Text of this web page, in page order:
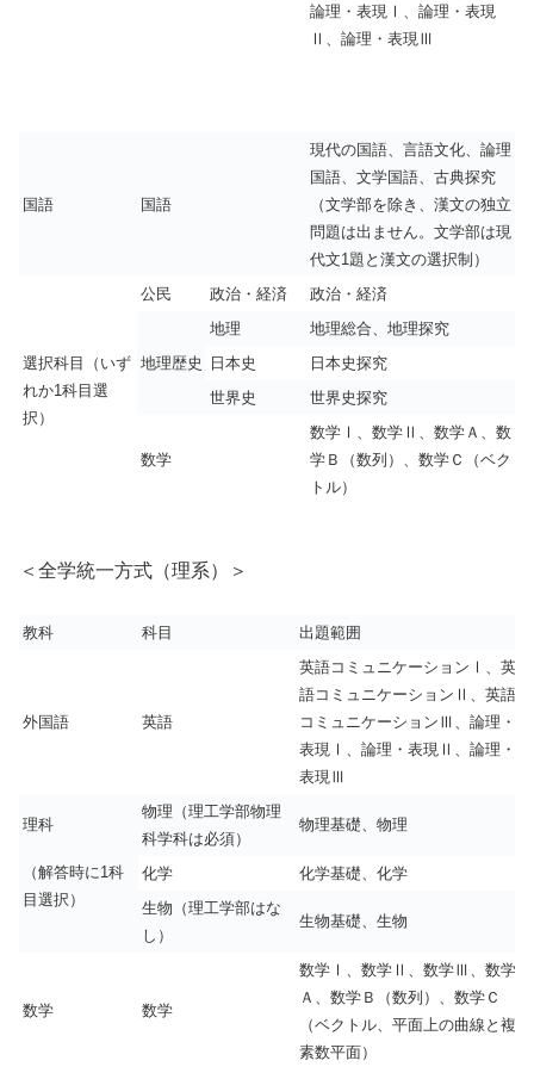
論理・表現Ⅰ、論理・表現
Ⅱ、論理・表現Ⅲ
国語 国語
現代の国語、言語文化、論理
国語、文学国語、古典探究
（文学部を除き、漢文の独立
問題は出ません。文学部は現
代文1題と漢文の選択制）
選択科目（いず
れか1科目選
択）
公民 政治・経済 政治・経済
地理歴史
地理
地理総合、地理探究
日本史
日本史探究
世界史
世界史探究
数学
数学Ⅰ、数学Ⅱ、数学Ａ、数
学Ｂ（数列）、数学Ｃ（ベク
トル）
＜全学統一方式（理系）＞
教科 科目 出題範囲
外国語 英語
英語コミュニケーションⅠ、英
語コミュニケーションⅡ、英語
コミュニケーションⅢ、論理・
表現Ⅰ、論理・表現Ⅱ、論理・
表現Ⅲ
理科
（解答時に1科
目選択）
物理（理工学部物理
科学科は必須）
物理基礎、物理
化学
化学基礎、化学
生物（理工学部はな
し）
生物基礎、生物
数学 数学
数学Ⅰ、数学Ⅱ、数学Ⅲ、数学
Ａ、数学Ｂ（数列）、数学Ｃ
（ベクトル、平面上の曲線と複
素数平面）